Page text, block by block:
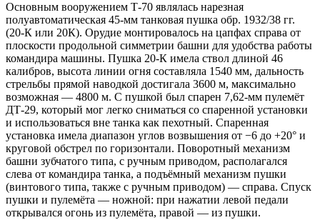
Основным вооружением Т-70 являлась нарезная
полуавтоматическая 45-мм танковая пушка обр. 1932/38 гг.
(20-К или 20К). Орудие монтировалось на цапфах справа от
плоскости продольной симметрии башни для удобства работы
командира машины. Пушка 20-К имела ствол длиной 46
калибров, высота линии огня составляла 1540 мм, дальность
стрельбы прямой наводкой достигала 3600 м, максимально
возможная — 4800 м. С пушкой был спарен 7,62-мм пулемёт
ДТ-29, который мог легко сниматься со спаренной установки
и использоваться вне танка как пехотный. Спаренная
установка имела диапазон углов возвышения от −6 до +20° и
круговой обстрел по горизонтали. Поворотный механизм
башни зубчатого типа, с ручным приводом, располагался
слева от командира танка, а подъёмный механизм пушки
(винтового типа, также с ручным приводом) — справа. Спуск
пушки и пулемёта — ножной: при нажатии левой педали
открывался огонь из пулемёта, правой — из пушки.